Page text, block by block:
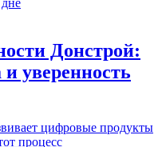
Донстрой:
уверенность